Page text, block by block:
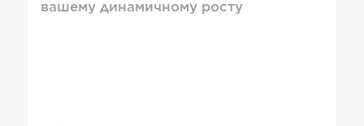
вашему динамичному росту